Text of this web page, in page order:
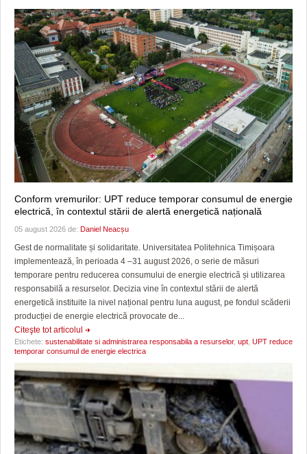
Conform vremurilor: UPT reduce temporar consumul de energie
electrică, în contextul stării de alertă energetică națională
05 august 2026 de: Daniel Neacșu
Gest de normalitate și solidaritate. Universitatea Politehnica Timișoara
implementează, în perioada 4 –31 august 2026, o serie de măsuri
temporare pentru reducerea consumului de energie electrică și utilizarea
responsabilă a resurselor. Decizia vine în contextul stării de alertă
energetică instituite la nivel național pentru luna august, pe fondul scăderii
producției de energie electrică provocate de...
Citeşte tot articolul
Etichete: sustenabilitate si administrarea responsabila a resurselor, upt UPT reduce
temporar consumul de energie electrica